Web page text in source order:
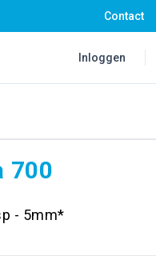
Contact
Inloggen
700
- 5mm*